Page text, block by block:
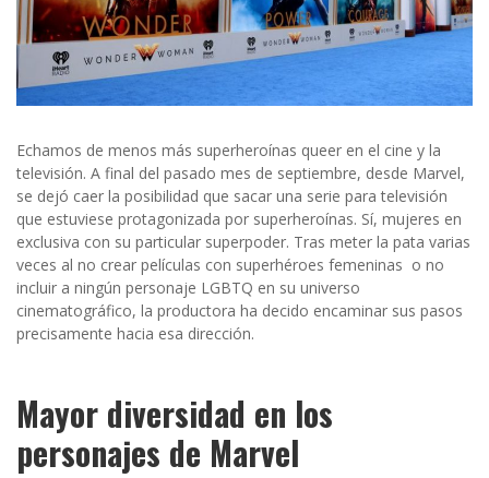
Echamos de menos más superheroínas queer en el cine y la
televisión. A final del pasado mes de septiembre, desde Marvel,
se dejó caer la posibilidad que sacar una serie para televisión
que estuviese protagonizada por superheroínas. Sí, mujeres en
exclusiva con su particular superpoder. Tras meter la pata varias
veces al no crear películas con superhéroes femeninas o no
incluir a ningún personaje LGBTQ en su universo
cinematográfico, la productora ha decido encaminar sus pasos
precisamente hacia esa dirección.
Mayor diversidad en los
personajes de Marvel